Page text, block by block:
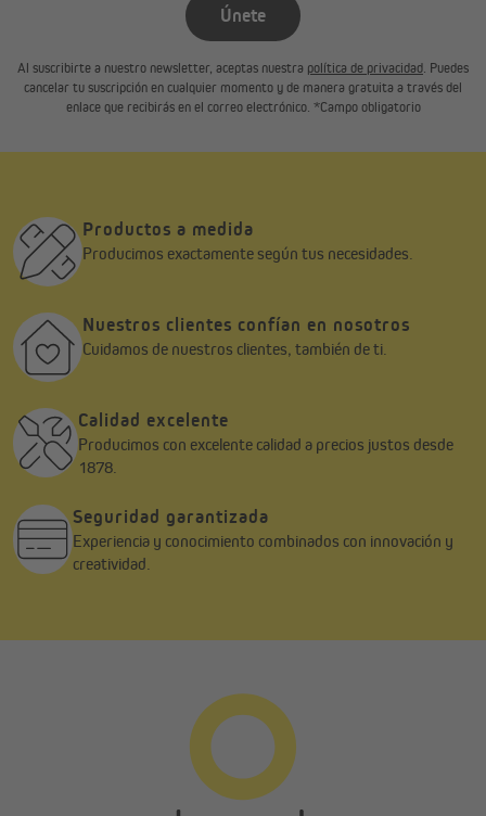
Únete
Al suscribirte a nuestro newsletter, aceptas nuestra política de privacidad . Puedes
cancelar tu suscripción en cualquier momento y de manera gratuita a través del
enlace que recibirás en el correo electrónico. *Campo obligatorio
Productos a medida
Producimos exactamente según tus necesidades.
Nuestros clientes confían en nosotros
Cuidamos de nuestros clientes, también de ti.
Calidad excelente
Producimos con excelente calidad a precios justos desde
1878.
Seguridad garantizada
Experiencia y conocimiento combinados con innovación y
creatividad.